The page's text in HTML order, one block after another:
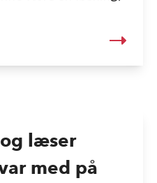
læser
med på